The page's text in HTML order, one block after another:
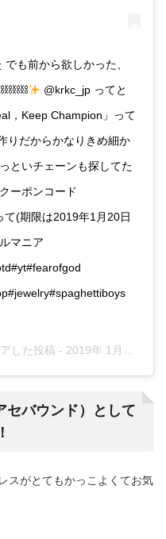
も前から欲しかった、
@krkc_jp ってと
，Keep Champion」って
りだからかなりきめ細か
といチェーンも探してた
クーポンコード
(期限は2019年1月20日
マニア
した投稿 - 2019年 1月月10日午後2時27分PST
セバウンド）として
スがとてもかっこよくてお気